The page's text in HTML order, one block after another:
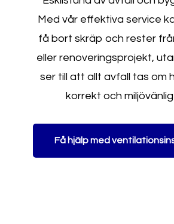
Med vår effektiva service
få bort skräp och rester
eller renoveringsprojekt,
ser till att allt avfall tas om
korrekt och
Få hjälp med